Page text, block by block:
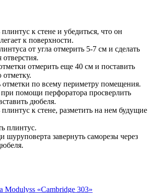
к стене и убедиться, что он
к поверхности.
от угла отмерить 5-7 см и сделать
отверстия.
отмерить еще 40 см и поставить
отметки по всему периметру помещения.
помощи перфоратора просверлить
дюбеля.
к стене, разметить на нем будущие
плинтус.
завернуть саморезы через